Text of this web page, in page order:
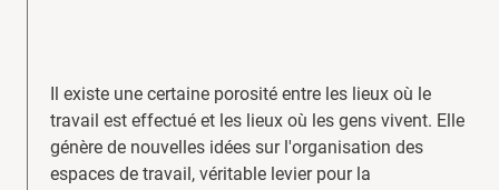
Il existe une certaine porosité entre les lieux où le
travail est effectué et les lieux où les gens vivent. Elle
génère de nouvelles idées sur l'organisation des
espaces de travail, véritable levier pour la